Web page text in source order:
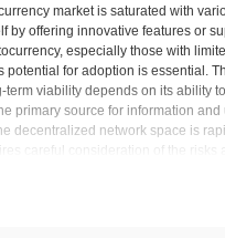
market is saturated with
by offering innovative features or
especially those with
for adoption is essential.
viability depends on its ability
primary source for information
decentralized network space is
careful consideration of the risks
require thorough investigation